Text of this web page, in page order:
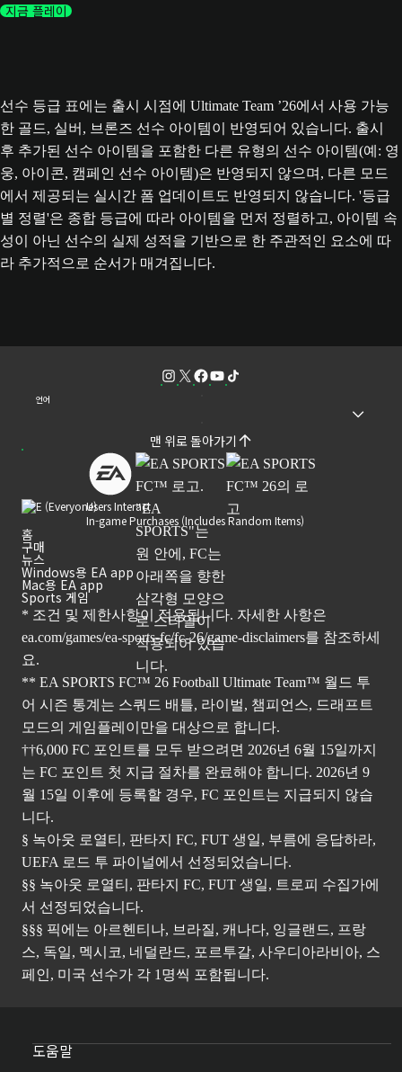
지금 플레이
선수 등급 표에는 출시 시점에 Ultimate Team ’26에서 사용 가능
한 골드, 실버, 브론즈 선수 아이템이 반영되어 있습니다. 출시
후 추가된 선수 아이템을 포함한 다른 유형의 선수 아이템(예: 영
웅, 아이콘, 캠페인 선수 아이템)은 반영되지 않으며, 다른 모드
에서 제공되는 실시간 폼 업데이트도 반영되지 않습니다. '등급
별 정렬'은 종합 등급에 따라 아이템을 먼저 정렬하고, 아이템 속
성이 아닌 선수의 실제 성적을 기반으로 한 주관적인 요소에 따
라 추가적으로 순서가 매겨집니다.
언어
맨 위로 돌아가기
Users Interact
In-game Purchases (Includes Random Items)
홈
구매
뉴스
Windows용 EA app
Mac용 EA app
Sports 게임
* 조건 및 제한사항이 적용됩니다. 자세한 사항은
ea.com/games/ea-sports-fc/fc-26/game-disclaimers를 참조하세
요.
** EA SPORTS FC™ 26 Football Ultimate Team™ 월드 투
어 시즌 통계는 스쿼드 배틀, 라이벌, 챔피언스, 드래프트
모드의 게임플레이만을 대상으로 합니다.
††6,000 FC 포인트를 모두 받으려면 2026년 6월 15일까지
는 FC 포인트 첫 지급 절차를 완료해야 합니다. 2026년 9
월 15일 이후에 등록할 경우, FC 포인트는 지급되지 않습
니다.
§ 녹아웃 로열티, 판타지 FC, FUT 생일, 부름에 응답하라,
UEFA 로드 투 파이널에서 선정되었습니다.
§§ 녹아웃 로열티, 판타지 FC, FUT 생일, 트로피 수집가에
서 선정되었습니다.
§§§ 픽에는 아르헨티나, 브라질, 캐나다, 잉글랜드, 프랑
스, 독일, 멕시코, 네덜란드, 포르투갈, 사우디아라비아, 스
페인, 미국 선수가 각 1명씩 포함됩니다.
도움말